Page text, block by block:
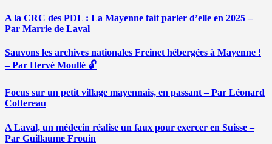
A la CRC des PDL : La Mayenne fait parler d’elle en 2025 –
Par Marrie de Laval
Sauvons les archives nationales Freinet hébergées à Mayenne !
– Par Hervé Moullé 🔓
Focus sur un petit village mayennais, en passant – Par Léonard
Cottereau
A Laval, un médecin réalise un faux pour exercer en Suisse –
Par Guillaume Frouin